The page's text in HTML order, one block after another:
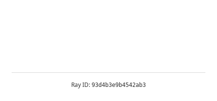
Ray ID: 93d4b3e9b4542ab3